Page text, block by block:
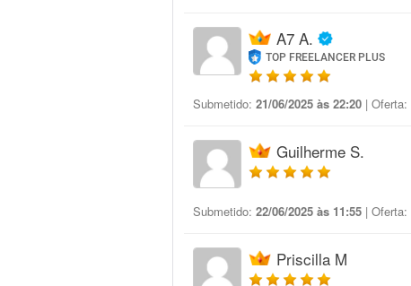
A7 A.
TOP FREELANCER PLUS
Submetido: 21/06/2025 às 22:20 | Oferta:
Guilherme S.
Submetido: 22/06/2025 às 11:55 | Oferta:
Priscilla M